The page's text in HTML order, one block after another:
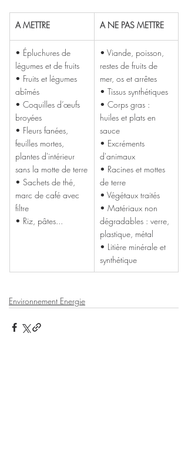
A METTRE A NE PAS METTRE
• Épluchures de
légumes et de fruits
• Fruits et légumes
abîmés
• Coquilles d’œufs
broyées
• Fleurs fanées,
feuilles mortes,
plantes d'intérieur
sans la motte de terre
• Sachets de thé,
marc de café avec
filtre
• Riz, pâtes...
• Viande, poisson,
restes de fruits de
mer, os et arrêtes
• Tissus synthétiques
• Corps gras :
huiles et plats en
sauce
• Excréments
d'animaux
• Racines et mottes
de terre
• Végétaux traités
• Matériaux non
dégradables : verre,
plastique, métal
• Litière minérale et
synthétique
Environnement Energie